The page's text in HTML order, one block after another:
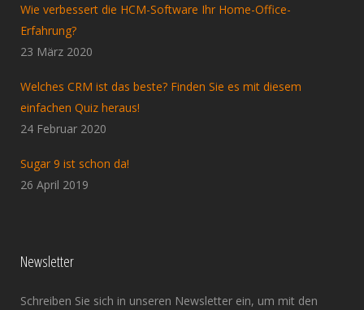
Wie verbessert die HCM-Software Ihr Home-Office-
Erfahrung?
23 März 2020
Welches CRM ist das beste? Finden Sie es mit diesem
einfachen Quiz heraus!
24 Februar 2020
Sugar 9 ist schon da!
26 April 2019
Newsletter
Schreiben Sie sich in unseren Newsletter ein, um mit den